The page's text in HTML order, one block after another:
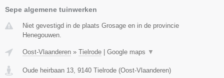
Sepe algemene tuinwerken
Niet gevestigd in de plaats Grosage en in de provincie
Henegouwen.
Oost-Vlaanderen » Tielrode Google maps ▼
Oude heirbaan 13 9140 Tielrode (Oost-Vlaanderen)